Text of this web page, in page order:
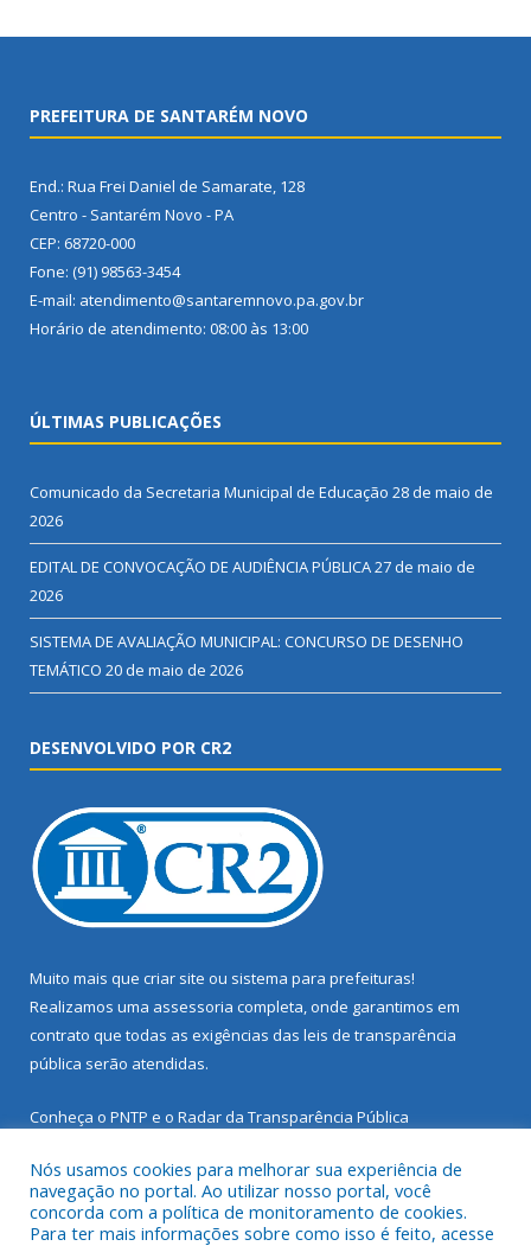
PREFEITURA DE SANTARÉM NOVO
End.: Rua Frei Daniel de Samarate, 128
Centro - Santarém Novo - PA
CEP: 68720-000
Fone: (91) 98563-3454
E-mail: atendimento@santaremnovo.pa.gov.br
Horário de atendimento: 08:00 às 13:00
ÚLTIMAS PUBLICAÇÕES
Comunicado da Secretaria Municipal de Educação 28 de maio de
2026
EDITAL DE CONVOCAÇÃO DE AUDIÊNCIA PÚBLICA27 de maio de
2026
SISTEMA DE AVALIAÇÃO MUNICIPAL: CONCURSO DE DESENHO
TEMÁTICO 20 de maio de 2026
DESENVOLVIDO POR CR2
Muito mais que criar site ou sistema para prefeituras!
Realizamos uma assessoria completa, onde garantimos em
contrato que todas as exigências das leis de transparência
pública serão atendidas.
Conheça o PNTP e o Radar da Transparência Pública
Todos os direitos reservados a Prefeitura Municipal de Santarém
Nós usamos cookies para melhorar sua experiência de
navegação no portal. Ao utilizar nosso portal, você
concorda com a política de monitoramento de cookies.
Para ter mais informações sobre como isso é feito, acesse